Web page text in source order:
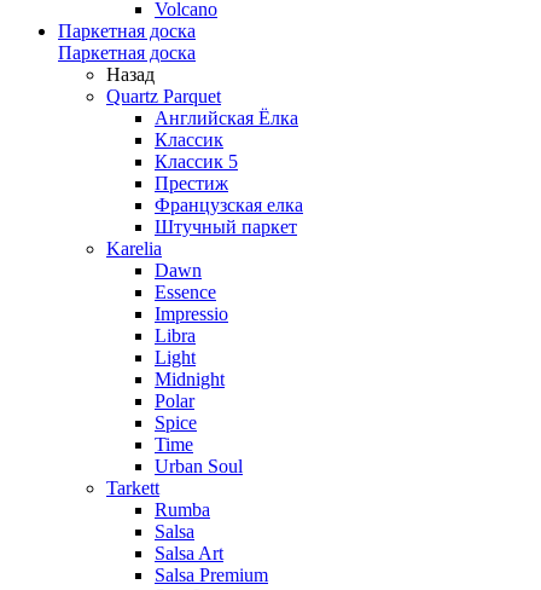
Volcano
Паркетная доска
Паркетная доска
Назад
Quartz Parquet
Английская Ёлка
Классик
Классик 5
Престиж
Французская елка
Штучный паркет
Karelia
Dawn
Essence
Impressio
Libra
Light
Midnight
Polar
Spice
Time
Urban Soul
Tarkett
Rumba
Salsa
Salsa Art
Salsa Premium